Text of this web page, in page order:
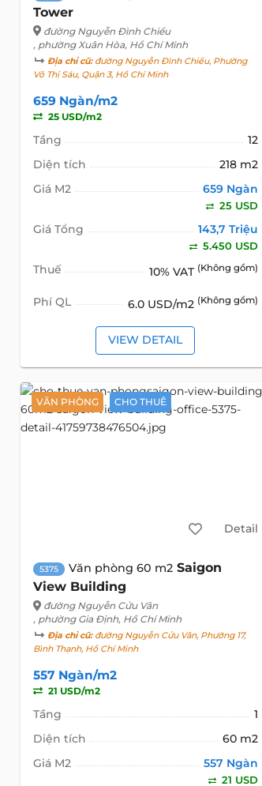
Tower
đường Nguyễn Đình Chiểu
, phường Xuân Hòa, Hồ Chí Minh
Địa chỉ cũ:đường Nguyễn Đình Chiểu, Phường
Võ Thị Sáu, Quận 3, Hồ Chí Minh
659 Ngàn/m2
25 USD/m2
Tầng
12
Diện tích
218 m2
Giá M2
659 Ngàn
25 USD
Giá Tổng 143,7 Triệu
5.450 USD
Thuế 10% VAT (Không gồm)
Phí QL 6.0 USD/m2 (Không gồm)
VIEW DETAIL
VĂN PHÒNG CHO THUÊ
Detail
5375 Văn phòng 60 m2 Saigon
View Building
đường Nguyễn Cửu Vân
, phường Gia Định, Hồ Chí Minh
Địa chỉ cũ:đường Nguyễn Cửu Vân, Phường 17,
Bình Thạnh, Hồ Chí Minh
557 Ngàn/m2
21 USD/m2
Tầng
1
Diện tích
60 m2
Giá M2
557 Ngàn
21 USD